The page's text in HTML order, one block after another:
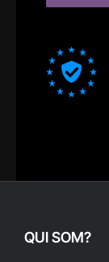
QUI SOM?